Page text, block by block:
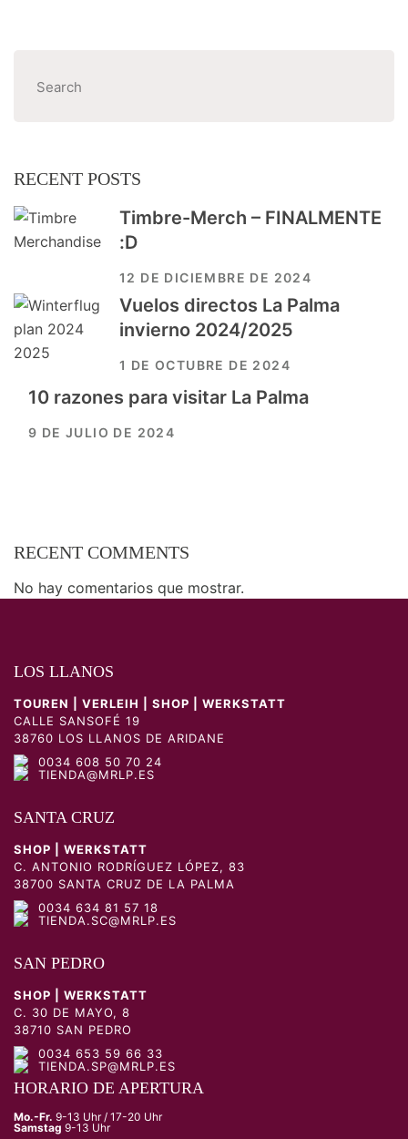
RECENT POSTS
Timbre-Merch – FINALMENTE
:D
12 DE DICIEMBRE DE 2024
Vuelos directos La Palma
invierno 2024/2025
1 DE OCTUBRE DE 2024
10 razones para visitar La Palma
9 DE JULIO DE 2024
RECENT COMMENTS
No hay comentarios que mostrar.
LOS LLANOS
TOUREN | VERLEIH | SHOP | WERKSTATT
CALLE SANSOFÉ 19
38760 LOS LLANOS DE ARIDANE
0034 608 50 70 24
TIENDA@MRLP.ES
SANTA CRUZ
SHOP | WERKSTATT
C. ANTONIO RODRÍGUEZ LÓPEZ, 83
38700 SANTA CRUZ DE LA PALMA
0034 634 81 57 18
TIENDA.SC@MRLP.ES
SAN PEDRO
SHOP | WERKSTATT
C. 30 DE MAYO, 8
38710 SAN PEDRO
0034 653 59 66 33
TIENDA.SP@MRLP.ES
HORARIO DE APERTURA
Mo.-Fr. 9-13 Uhr / 17-20 Uhr
Samstag 9-13 Uhr